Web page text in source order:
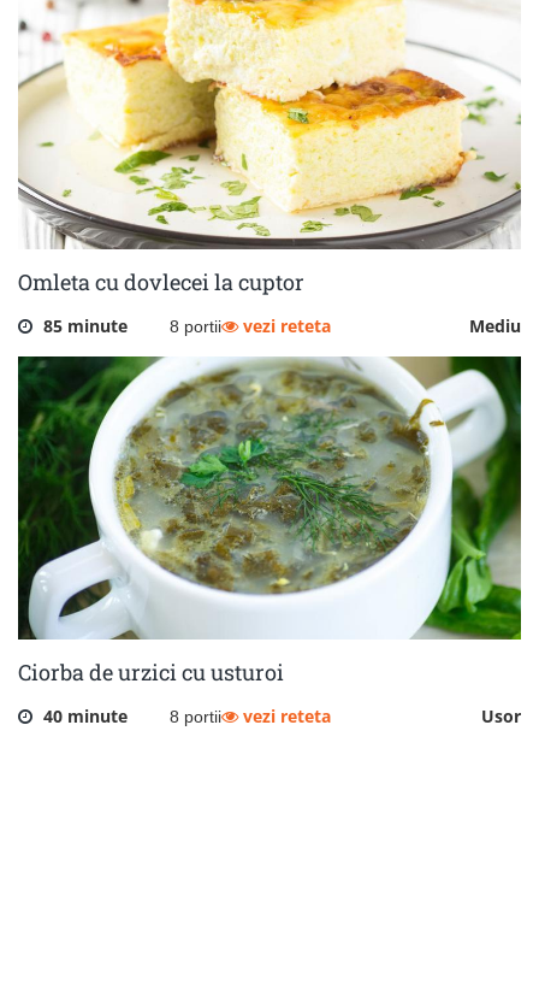
Omleta cu dovlecei la cuptor
85 minute 8 portii Mediu
vezi reteta
Ciorba de urzici cu usturoi
40 minute 8 portii Usor
vezi reteta